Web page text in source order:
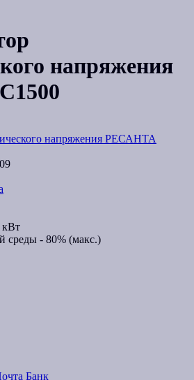
напряжения
кВт
среды - 80% (макс.)